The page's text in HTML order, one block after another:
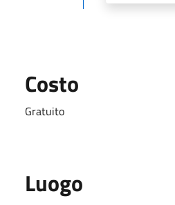
Costo
Gratuito
Luogo